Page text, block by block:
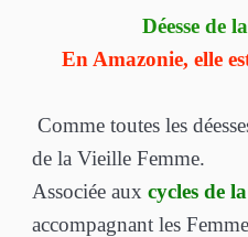
Déesse de
En Amazonie, elle
Comme toutes les
de la Vieille Femme.
Associée aux cycles de
accompagnant les